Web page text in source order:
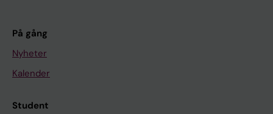
På gång
Nyheter
Kalender
Student